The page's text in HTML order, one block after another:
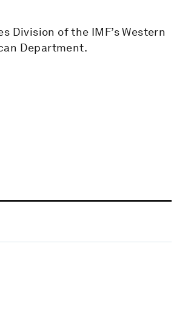
Division of the IMF’s Western
Department.